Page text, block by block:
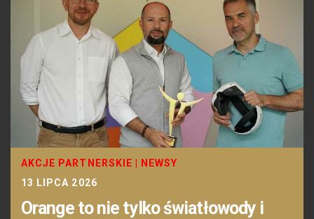
AKCJE PARTNERSKIE
NEWSY
13 LIPCA 2026
Orange to nie tylko światłowody i